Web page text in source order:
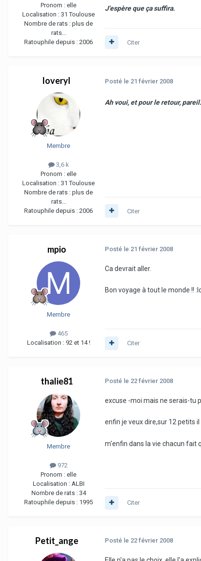
Pronom : elle
Localisation : 31 Toulouse
Nombre de rats : plus de
rats...
Ratouphile depuis : 2006
J'espère que ça suffira.
Citer
loveryl
Membre
3,6 k
Pronom : elle
Localisation : 31 Toulouse
Nombre de rats : plus de
rats...
Ratouphile depuis : 2006
Posté le 21 février 2008
Ah voui, et pour le retour,
Citer
mpio
Membre
465
Localisation : 92 et 14 !
Posté le 21 février 2008
Ca devrait aller.
Bon voyage à tout le monde !!
Citer
thalie81
Membre
972
Pronom : elle
Localisation : ALBI
Nombre de rats : 34
Ratouphile depuis : 1995
Posté le 22 février 2008
excuse -moi mais ne serais-tu
enfin je veux dire,sur 12 petits
m'enfin dans la vie chacun fait
Citer
Petit_ange Posté le 22 février 2008